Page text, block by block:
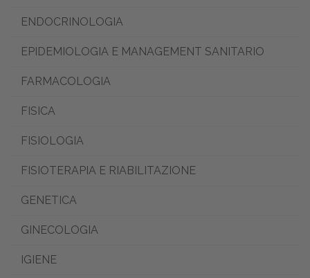
ENDOCRINOLOGIA
EPIDEMIOLOGIA E MANAGEMENT SANITARIO
FARMACOLOGIA
FISICA
FISIOLOGIA
FISIOTERAPIA E RIABILITAZIONE
GENETICA
GINECOLOGIA
IGIENE